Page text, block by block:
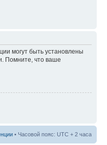
могут быть установлены
Помните, что ваше
• Часовой пояс: UTC + 2 часа